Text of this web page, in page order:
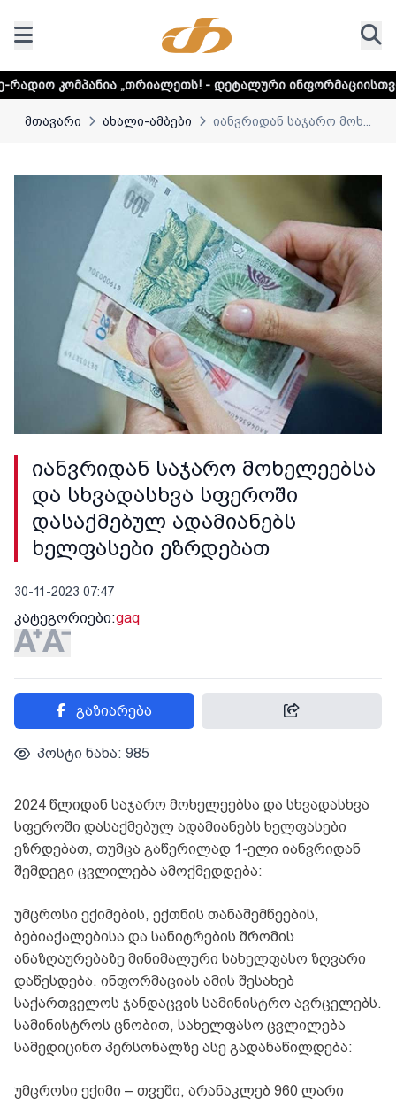
„თრიალეთს! - დეტალური ინფორმაციისთვის დააკლიკეთ
მთავარი ახალი-ამბები იანვრიდან საჯარო მოხ...
იანვრიდან საჯარო მოხელეებსა
და სხვადასხვა სფეროში
დასაქმებულ ადამიანებს
ხელფასები ეზრდებათ
30-11-2023 07:47
კატეგორიები:gaq
გაზიარება
პოსტი ნახა: 985
2024 წლიდან საჯარო მოხელეებსა და სხვადასხვა
სფეროში დასაქმებულ ადამიანებს ხელფასები
ეზრდებათ, თუმცა გაწერილად 1-ელი იანვრიდან
შემდეგი ცვლილება ამოქმედდება:
უმცროსი ექიმების, ექთნის თანაშემწეების,
ბებიაქალებისა და სანიტრების შრომის
ანაზღაურებაზე მინიმალური სახელფასო ზღვარი
დაწესდება. ინფორმაციას ამის შესახებ
საქართველოს ჯანდაცვის სამინისტრო ავრცელებს.
სამინისტროს ცნობით, სახელფასო ცვლილება
სამედიცინო პერსონალზე ასე გადანაწილდება:
უმცროსი ექიმი – თვეში, არანაკლებ 960 ლარი